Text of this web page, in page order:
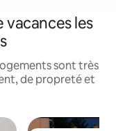
les
sont très
de propreté et